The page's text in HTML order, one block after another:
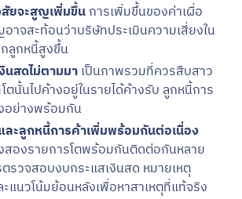
ยจะสูญเพิ่มขึ้นการเพิ่มขึ้นของค่าเผื่อ
าจสะท้อนว่าบริษัทประเมินความเสี่ยงใน
กลูกหนี้สูงขึ้น
นสดไม่ตามมาเป็นภาพรวมที่ควรสืบสาว
ตนั้นไปค้างอยู่ในรายได้ค้างรับ ลูกหนี้การ
อย่างพร้อมกัน
ละลูกหนี้การค้าเพิ่มพร้อมกันต่อเนื่อง
สองรายการโตพร้อมกันติดต่อกันหลาย
วจสอบงบกระแสเงินสด หมายเหตุ
แนวโน้มย้อนหลังเพื่อหาสาเหตุที่แท้จริง